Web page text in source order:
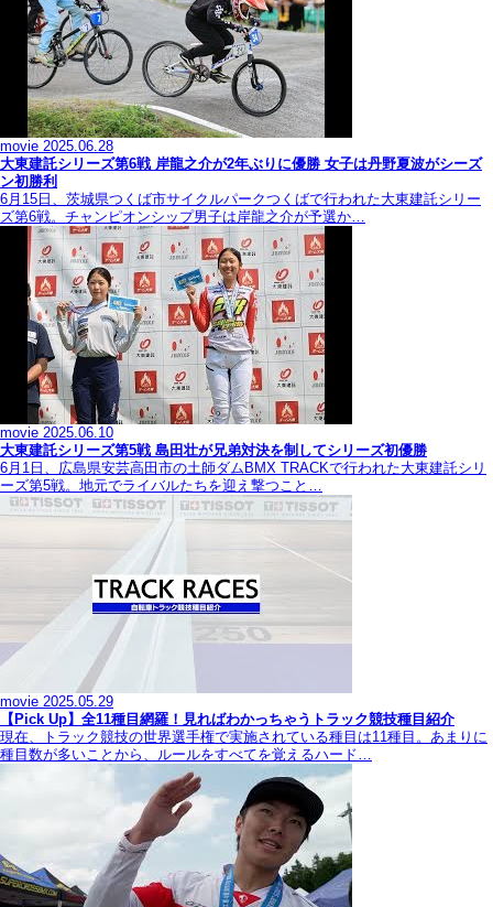
movie 2025.06.28
大東建託シリーズ第6戦 岸龍之介が2年ぶりに優勝 女子は丹野夏波がシーズ
ン初勝利
6月15日、茨城県つくば市サイクルパークつくばで行われた大東建託シリー
ズ第6戦。チャンピオンシップ男子は岸龍之介が予選か…
movie 2025.06.10
大東建託シリーズ第5戦 島田壮が兄弟対決を制してシリーズ初優勝
6月1日、広島県安芸高田市の土師ダムBMX TRACKで行われた大東建託シリ
ーズ第5戦。地元でライバルたちを迎え撃つこと…
movie 2025.05.29
【Pick Up】全11種目網羅！見ればわかっちゃうトラック競技種目紹介
現在、トラック競技の世界選手権で実施されている種目は11種目。あまりに
種目数が多いことから、ルールをすべてを覚えるハード…